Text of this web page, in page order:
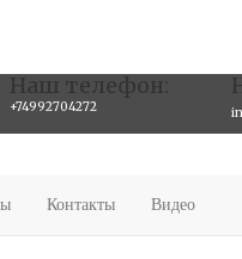
Наш телефон:
+74992704272
Контакты Видео